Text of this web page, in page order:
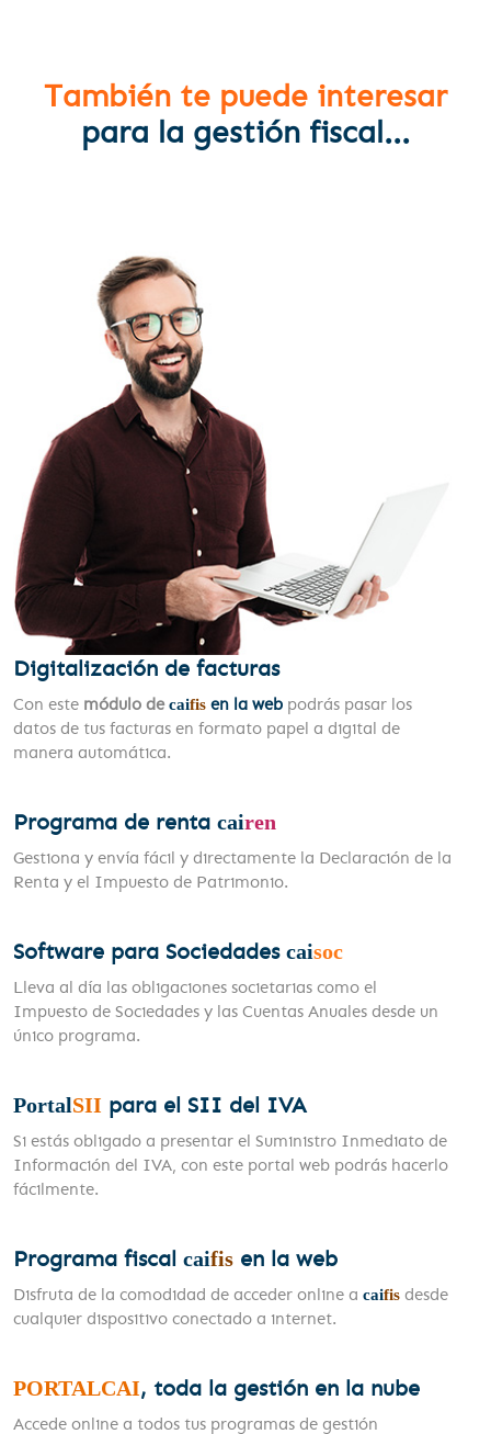
También te puede interesar
para la gestión fiscal...
Digitalización de facturas
Con este módulo decaifis en la web podrás pasar los
datos de tus facturas en formato papel a digital de
manera automática.
Programa de renta cairen
Gestiona y envía fácil y directamente la Declaración de la
Renta y el Impuesto de Patrimonio.
Software para Sociedades caisoc
Lleva al día las obligaciones societarias como el
Impuesto de Sociedades y las Cuentas Anuales desde un
único programa.
PortalSII para el SII del IVA
Si estás obligado a presentar el Suministro Inmediato de
Información del IVA, con este portal web podrás hacerlo
fácilmente.
Programa fiscal caifis en la web
Disfruta de la comodidad de acceder online a caifis desde
cualquier dispositivo conectado a internet.
PORTALCAI, toda la gestión en la nube
Accede online a todos tus programas de gestión